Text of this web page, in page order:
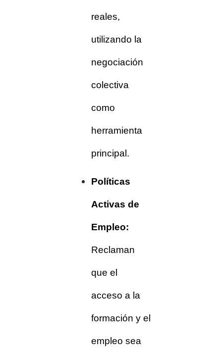
reales,
utilizando la
negociación
colectiva
como
herramienta
principal.
Políticas
Activas de
Empleo:
Reclaman
que el
acceso a la
formación y el
empleo sea